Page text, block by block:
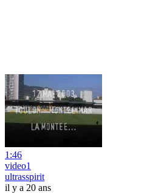
1:46
video1
ultrasspirit
il y a 20 ans